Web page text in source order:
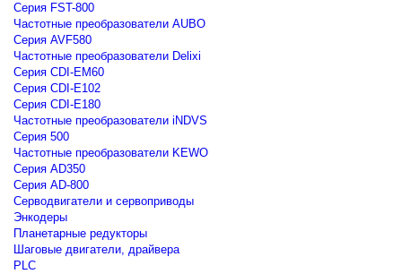
Серия FST-800
Частотные преобразователи AUBO
Серия AVF580
Частотные преобразователи Delixi
Серия CDI-EM60
Серия CDI-E102
Серия CDI-E180
Частотные преобразователи iNDVS
Серия 500
Частотные преобразователи KEWO
Серия AD350
Серия AD-800
Серводвигатели и сервоприводы
Энкодеры
Планетарные редукторы
Шаговые двигатели, драйвера
PLC